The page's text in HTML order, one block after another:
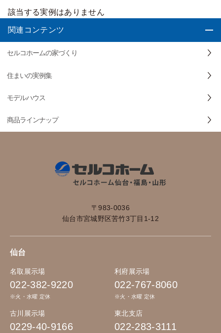
該当する実例はありません
関連コンテンツ
セルコホームの家づくり
住まいの実例集
モデルハウス
商品ラインナップ
〒983-0036
仙台市宮城野区苦竹3丁目1-12
仙台
名取展示場
022-382-9220
※火・水曜 定休
利府展示場
022-767-8060
※火・水曜 定休
古川展示場
0229-40-9166
東北支店
022-283-3111